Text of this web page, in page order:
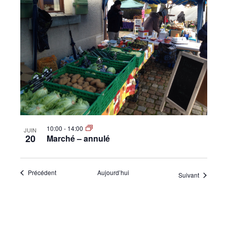
JUIN
20
10:00 - 14:00
Marché – annulé
PrécédentÉvènements Aujourd’hui Suivant